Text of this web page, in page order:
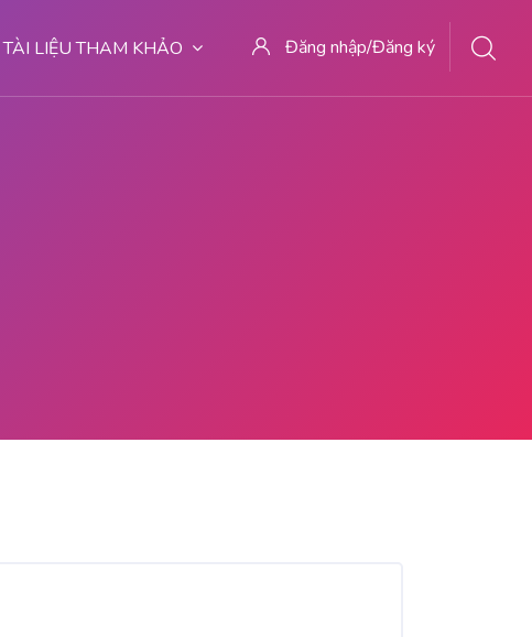
TÀI LIỆU THAM KHẢO Đăng nhập/Đăng ký
AMAN 08222/5111710